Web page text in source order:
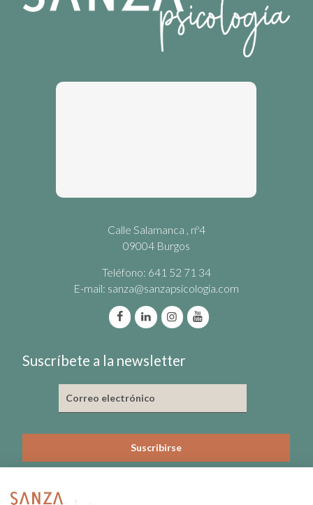
Calle Salamanca , nº4
09004 Burgos
Teléfono: 641 52 71 34
E-mail: sanza@sanzapsicologia.com
Suscríbete a la newsletter